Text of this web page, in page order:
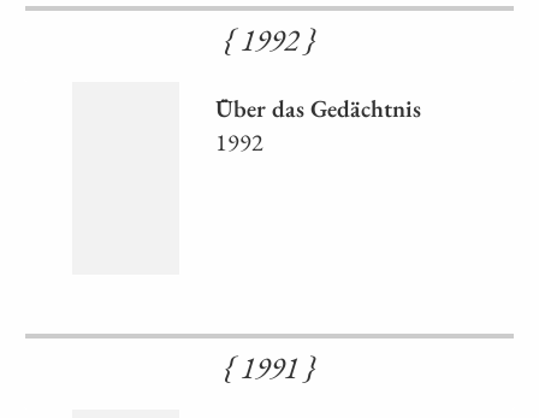
{ 1992 }
Über das Gedächtnis
1992
{ 1991 }